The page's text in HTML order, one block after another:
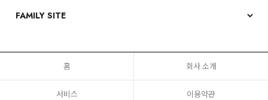
홈 회사 소개
서비스 이용약관